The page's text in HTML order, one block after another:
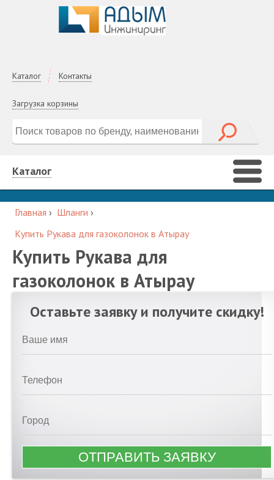
Каталог Контакты
Загрузка корзины
Каталог
Главная › Шланги ›
Купить Рукава для газоколонок в Атырау
Купить Рукава для
газоколонок в Атырау
Оставьте заявку и получите скидку!